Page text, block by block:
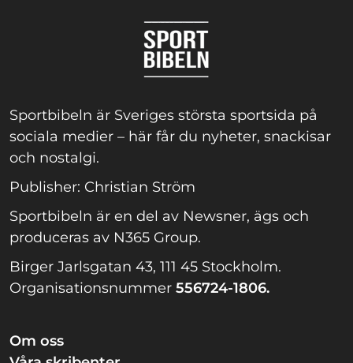
Sportbibeln är Sveriges största sportsida på
sociala medier – här får du nyheter, snackisar
och nostalgi.
Publisher: Christian Ström
Sportbibeln är en del av Newsner, ägs och
produceras av N365 Group.
Birger Jarlsgatan 43, 111 45 Stockholm.
Organisationsnummer 556724-1806.
Om oss